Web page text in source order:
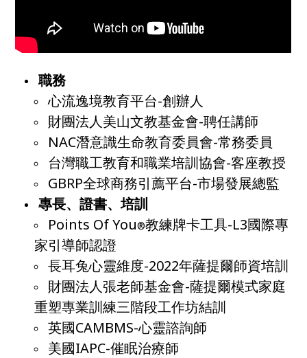
職務
心流逸境教育平台-創辦人
財團法人美山文教基金會-聘任講師
NAC潛意識生命教育委員會-常務委員
台灣職工教育和職業培訓協會-客座教授
GBRP全球商務引薦平台-市場發展總監
專長、證書、培訓
Points Of You®教練牌卡工具-L3國際專
家引導師認證
長耳兔心靈維度-2022年薩提爾師資培訓
財團法人張老師基金會-薩提爾模式家庭
重塑專業訓練三階段工作坊結訓
英國CAMBMS-心靈諮詢師
美國IAPC-催眠治療師